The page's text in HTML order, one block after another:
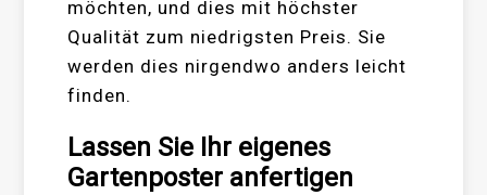
möchten, und dies mit höchster
Qualität zum niedrigsten Preis. Sie
werden dies nirgendwo anders leicht
finden.
Lassen Sie Ihr eigenes
Gartenposter anfertigen